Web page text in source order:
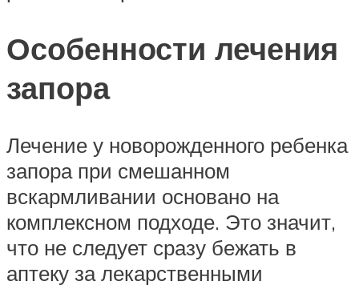
Особенности лечения
запора
Лечение у новорожденного ребенка
запора при смешанном
вскармливании основано на
комплексном подходе. Это значит,
что не следует сразу бежать в
аптеку за лекарственными